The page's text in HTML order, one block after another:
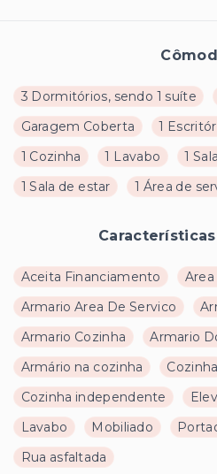
3 Dormitórios, sendo 1 suíte
Garagem Coberta
1
1 Cozinha
1 Lavabo
1
1 Sala de estar
1 Área de
Aceita Financiamento
Area
Armario Area De Servico
Armario Cozinha
Armario
Armário na cozinha
Cozinha
Cozinha independente
Lavabo
Mobiliado
Rua asfaltada